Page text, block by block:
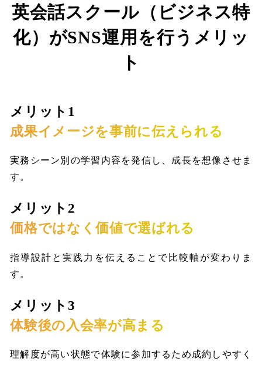
英会話スクール（ビジネス特
化）がSNS運用を行うメリッ
ト
メリット1
成果イメージを事前に伝えられる
実務シーン別の学習内容を発信し、成長を想像させま
す。
メリット2
価格ではなく価値で選ばれる
指導設計と実践力を伝えることで比較軸が変わりま
す。
メリット3
体験後の入会率が高まる
理解度が高い状態で体験に参加するため成約しやすく